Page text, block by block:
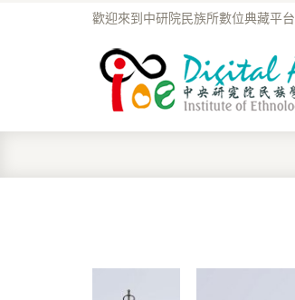
歡迎來到中研院民族所數位典藏平台